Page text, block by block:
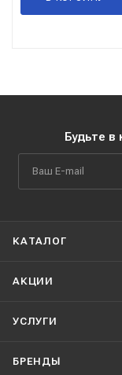
Будьте в
КАТАЛОГ
АКЦИИ
УСЛУГИ
БРЕНДЫ